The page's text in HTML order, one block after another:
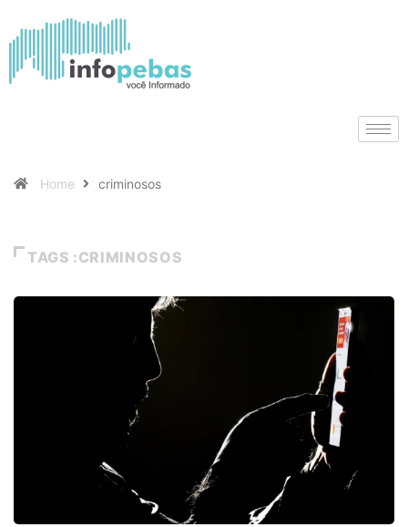
Home criminosos
TAGS :CRIMINOSOS